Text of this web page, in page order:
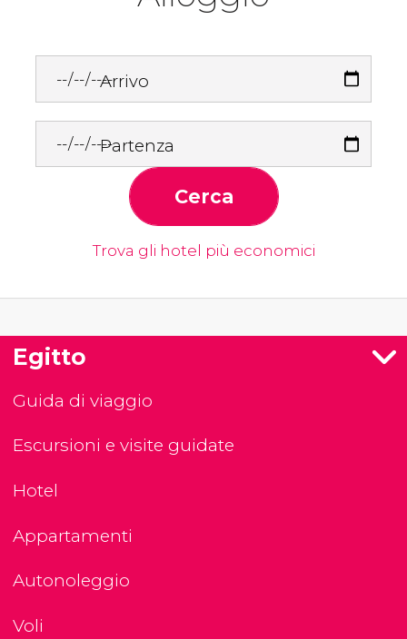
Arrivo
Partenza
Cerca
Trova gli hotel più economici
Egitto
Guida di viaggio
Escursioni e visite guidate
Hotel
Appartamenti
Autonoleggio
Voli